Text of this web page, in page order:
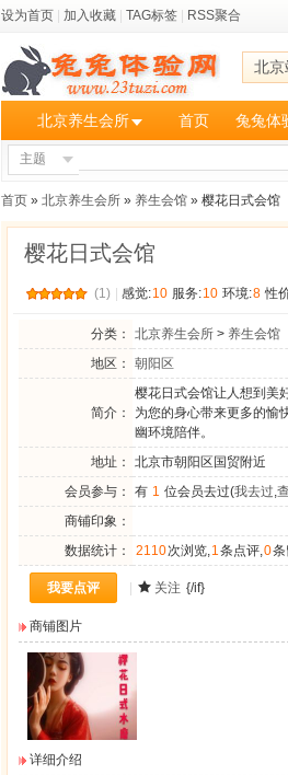
设为首页 加入收藏 TAG标签 RSS聚合
北京
北京养生会所 首页 兔兔体
主题
首页 » 北京养生会所 » 养生会馆 » 樱花日式会馆
樱花日式会馆
(1) 感觉:10 服务:10 环境:8 性
分类： 北京养生会所 > 养生会馆
地区：
朝阳区
简介：
樱花日式会馆让人想到美
为您的身心带来更多的愉
幽环境陪伴。
地址：
北京市朝阳区国贸附近
会员参与：
有 1 位会员去过(我去过,
商铺印象：
数据统计：
2110次浏览,1条点评,0条
我要点评 关注 {/if}
商铺图片
详细介绍